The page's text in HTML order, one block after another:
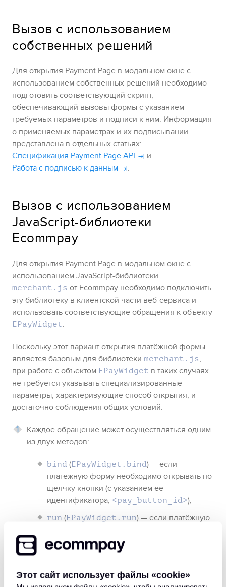
Этот сайт использует файлы «сookie»
Вызов с использованием
собственных решений
Для открытия Payment Page в модальном окне с
использованием собственных решений необходимо
подготовить соответствующий скрипт,
обеспечивающий вызовы формы с указанием
требуемых параметров и подписи к ним. Информация
о применяемых параметрах и их подписывании
представлена в отдельных статьях:
Спецификация Payment Page API
и
Работа с подписью к данным
.
Вызов с использованием
JavaScript-библиотеки
Ecommpay
Для открытия Payment Page в модальном окне с
использованием JavaScript-библиотеки
merchant.js от Ecommpay необходимо подключить
эту библиотеку в клиентской части веб-сервиса и
использовать соответствующие обращения к объекту
EPayWidget.
Поскольку этот вариант открытия платёжной формы
является базовым для библиотеки merchant.js,
при работе с объектом EPayWidget в таких случаях
не требуется указывать специализированные
параметры, характеризующие способ открытия, и
достаточно соблюдения общих условий:
Каждое обращение может осуществляться одним
из двух методов:
bind (EPayWidget.bind) — если
платёжную форму необходимо открывать по
щелчку кнопки (с указанием её
идентификатора, <pay_button_id>);
run (EPayWidget.run) — если платёжную
либо другому событию в пользовательском
В каждом обращении должен указываться